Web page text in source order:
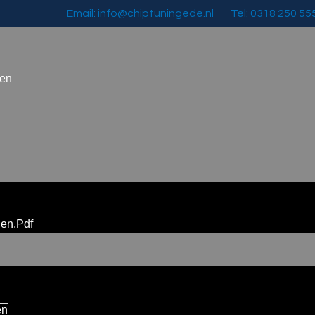
Email: info@chiptuningede.nl Tel: 0318 250